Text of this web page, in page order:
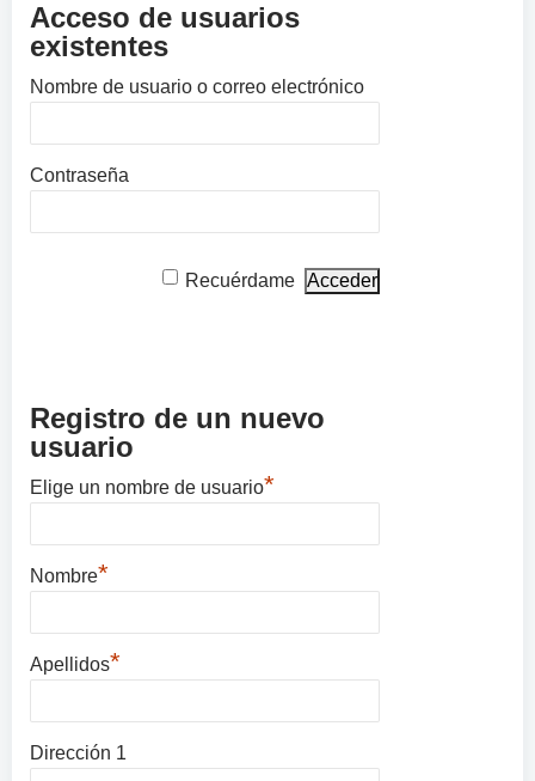
Acceso de usuarios
existentes
Nombre de usuario o correo electrónico
Contraseña
Recuérdame
Registro de un nuevo
usuario
Elige un nombre de usuario*
Nombre*
Apellidos*
Dirección 1